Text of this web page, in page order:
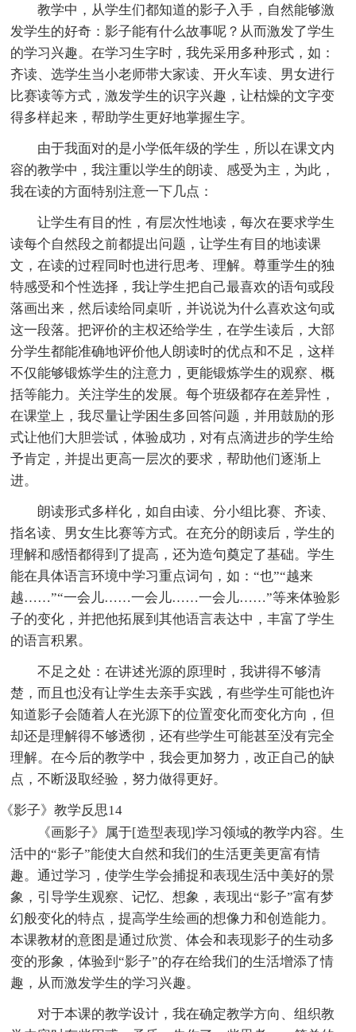
教学中，从学生们都知道的影子入手，自然能够激
发学生的好奇：影子能有什么故事呢？从而激发了学生
的学习兴趣。在学习生字时，我先采用多种形式，如：
齐读、选学生当小老师带大家读、开火车读、男女进行
比赛读等方式，激发学生的识字兴趣，让枯燥的文字变
得多样起来，帮助学生更好地掌握生字。
由于我面对的是小学低年级的学生，所以在课文内
容的教学中，我注重以学生的朗读、感受为主，为此，
我在读的方面特别注意一下几点：
让学生有目的性，有层次性地读，每次在要求学生
读每个自然段之前都提出问题，让学生有目的地读课
文，在读的过程同时也进行思考、理解。尊重学生的独
特感受和个性选择，我让学生把自己最喜欢的语句或段
落画出来，然后读给同桌听，并说说为什么喜欢这句或
这一段落。把评价的主权还给学生，在学生读后，大部
分学生都能准确地评价他人朗读时的优点和不足，这样
不仅能够锻炼学生的注意力，更能锻炼学生的观察、概
括等能力。关注学生的发展。每个班级都存在差异性，
在课堂上，我尽量让学困生多回答问题，并用鼓励的形
式让他们大胆尝试，体验成功，对有点滴进步的学生给
予肯定，并提出更高一层次的要求，帮助他们逐渐上
进。
朗读形式多样化，如自由读、分小组比赛、齐读、
指名读、男女生比赛等方式。在充分的朗读后，学生的
理解和感悟都得到了提高，还为造句奠定了基础。学生
能在具体语言环境中学习重点词句，如：“也”“越来
越……”“一会儿……一会儿……一会儿……”等来体验影
子的变化，并把他拓展到其他语言表达中，丰富了学生
的语言积累。
不足之处：在讲述光源的原理时，我讲得不够清
楚，而且也没有让学生去亲手实践，有些学生可能也许
知道影子会随着人在光源下的位置变化而变化方向，但
却还是理解得不够透彻，还有些学生可能甚至没有完全
理解。在今后的教学中，我会更加努力，改正自己的缺
点，不断汲取经验，努力做得更好。
《影子》教学反思14
《画影子》属于[造型表现]学习领域的教学内容。生
活中的“影子”能使大自然和我们的生活更美更富有情
趣。通过学习，使学生学会捕捉和表现生活中美好的景
象，引导学生观察、记忆、想象，表现出“影子”富有梦
幻般变化的特点，提高学生绘画的想像力和创造能力。
本课教材的意图是通过欣赏、体会和表现影子的生动多
变的形象，体验到“影子”的存在给我们的生活增添了情
趣，从而激发学生的学习兴趣。
对于本课的教学设计，我在确定教学方向、组织教